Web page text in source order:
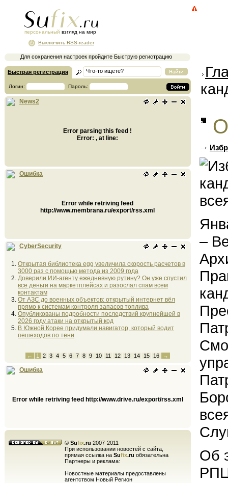
персональный взгляд на мир
Для сохранения настроек пройдите Быструю регистрацию
Выключить RSS-reader
Быстрая регистрация
Логин: Пароль:
News2
Error parsing this feed !
Error: , at line:
Ошибка
Error while retriving feed
http://www.membrana.ru/export/rss.xml
CyberSecurity
Открытая библиотека egg увеличила скорость расчетов в
3000 раз с помощью метода из 2009 года
Доверили ИИ-агенту ежедневную рутину? Он уже спустил
все деньги на маркетплейсах и разослал спам всем
контактам
От АЗС до военных объектов: открытый интернет вёл
прямо к системам контроля запасов топлива
Опубликованы подробности последствий крупнейшей в
2026 году атаки на открытый код
В Южной Корее придумали навигатор, который водит
пешеходов по тени
← 1 2 3 4 5 6 7 8 9 10 11 12 13 14 15 16 →
Ошибка
Error while retriving feed http://www.drive.ru/export/rss.xml
© Sufix.ru 2007-2011
При использовании новостей с сайта,
прямая ссылка на Sufix.ru обязательна
Партнеры и реклама:
Новостные материалы предоставлены
агентством Новый Регион
–
Об